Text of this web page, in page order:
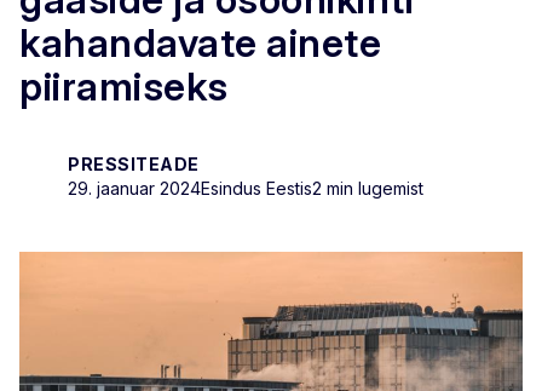
kahandavate ainete
piiramiseks
PRESSITEADE
29. jaanuar 2024Esindus Eestis2 min lugemist